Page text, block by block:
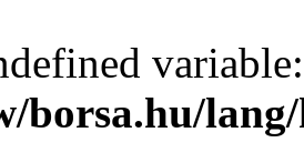
borsa.hu/